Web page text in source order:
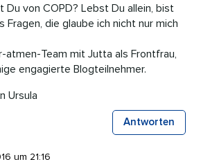
Du von COPD? Lebst Du allein, bist
Fragen, die glaube ich nicht nur mich
atmen-Team mit Jutta als Frontfrau,
engagierte Blogteilnehmer.
Ursula
Antworten
um 21:16